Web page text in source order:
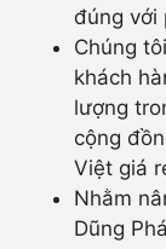
đúng
Chúng
khách
lượng
cộng
Việt giá
Nhằm
Dũng